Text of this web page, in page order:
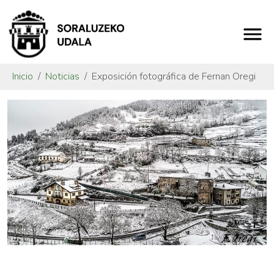
Inicio Noticias Exposición fotográfica de Fernan Oregi